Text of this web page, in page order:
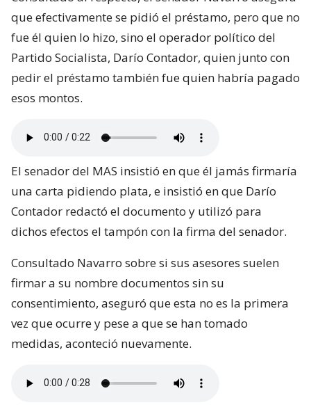
que efectivamente se pidió el préstamo, pero que no
fue él quien lo hizo, sino el operador político del
Partido Socialista, Darío Contador, quien junto con
pedir el préstamo también fue quien habría pagado
esos montos.
El senador del MAS insistió en que él jamás firmaría
una carta pidiendo plata, e insistió en que Darío
Contador redactó el documento y utilizó para
dichos efectos el tampón con la firma del senador.
Consultado Navarro sobre si sus asesores suelen
firmar a su nombre documentos sin su
consentimiento, aseguró que esta no es la primera
vez que ocurre y pese a que se han tomado
medidas, aconteció nuevamente.